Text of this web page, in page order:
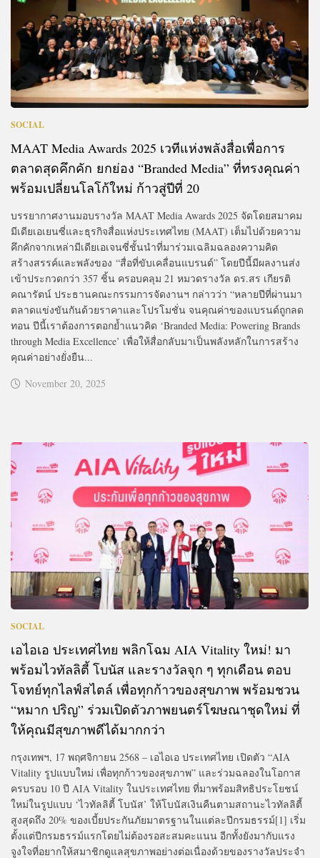
SOCIAL
MAAT Media Awards 2025 เวทีแห่งพลังสื่อเพื่อการ
ตลาดสุดคึกคัก ยกย่อง “Branded Media” ที่ทรงคุณค่า
พร้อมเปลี่ยนโลโก้ใหม่ ก้าวสู่ปีที่ 20
บรรยากาศงานมอบรางวัล MAAT Media Awards 2025 จัดโดยสมาคม
มีเดียเอเยนซี่และธุรกิจสื่อแห่งประเทศไทย (MAAT) เต็มไปด้วยความ
คึกคักจากเหล่ามีเดียเอเจนซี่ชั้นนำที่มาร่วมเฉลิมฉลองความคิด
สร้างสรรค์และพลังของ “สื่อที่ขับเคลื่อนแบรนด์” โดยปีนี้มีผลงานส่ง
เข้าประกวดกว่า 357 ชิ้น ครอบคลุม 21 หมวดรางวัล ดร.สร เกียรติ
คณารัตน์ ประธานคณะกรรมการจัดงานฯ กล่าวว่า “หลายปีที่ผ่านมา
ตลาดแข่งขันกันด้วยราคาและโปรโมชั่น จนคุณค่าของแบรนด์ถูกลด
ทอน ปีนี้เราต้องการตอกย้ำแนวคิด ‘Branded Media: Powering Brands
through Media Excellence’ เพื่อให้สื่อกลับมาเป็นพลังหลักในการสร้าง
คุณค่าอย่างยั่งยืน...
November 20, 2025
SOCIAL
เอไอเอ ประเทศไทย พลิกโฉม AIA Vitality ใหม่! มา
พร้อมไวทัลลิตี้ โบนัส และรางวัลจุก ๆ ทุกเดือน ตอบ
โจทย์ทุกไลฟ์สไตล์ เพื่อทุกก้าวของสุขภาพ พร้อมชวน
“หมาก ปริญ” ร่วมเปิดตัวภาพยนตร์โฆษณาชุดใหม่ ที่
ให้คุณมีสุขภาพดีได้มากกว่า
กรุงเทพฯ, 17 พฤศจิกายน 2568 – เอไอเอ ประเทศไทย เปิดตัว “AIA
Vitality รูปแบบใหม่ เพื่อทุกก้าวของสุขภาพ” และร่วมฉลองในโอกาส
ครบรอบ 10 ปี AIA Vitality ในประเทศไทย ที่มาพร้อมสิทธิประโยชน์
ใหม่ในรูปแบบ ‘ไวทัลลิตี้ โบนัส’ ให้โบนัสเงินคืนตามสถานะไวทัลลิตี้
สูงสุดถึง 20% ของเบี้ยประกันภัยมาตรฐานในแต่ละปีกรมธรรม์[1] เริ่ม
ตั้งแต่ปีกรมธรรม์แรกโดยไม่ต้องรอสะสมคะแนน อีกทั้งยังมากับแรง
จูงใจที่อยากให้สมาชิกดูแลสุขภาพอย่างต่อเนื่องด้วยของรางวัลประจำ